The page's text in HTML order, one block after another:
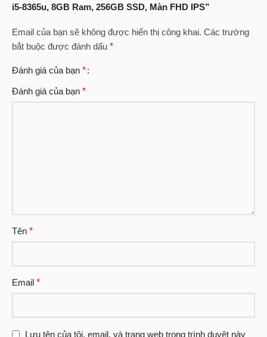
i5-8365u, 8GB Ram, 256GB SSD, Màn FHD IPS”
Email của bạn sẽ không được hiển thị công khai. Các trường
bắt buộc được đánh dấu *
Đánh giá của bạn *
Đánh giá của bạn *
Tên *
Email *
Lưu tên của tôi, email, và trang web trong trình duyệt này